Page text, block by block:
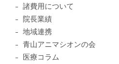
諸費用について
院長業績
地域連携
青山アニマシオンの会
医療コラム